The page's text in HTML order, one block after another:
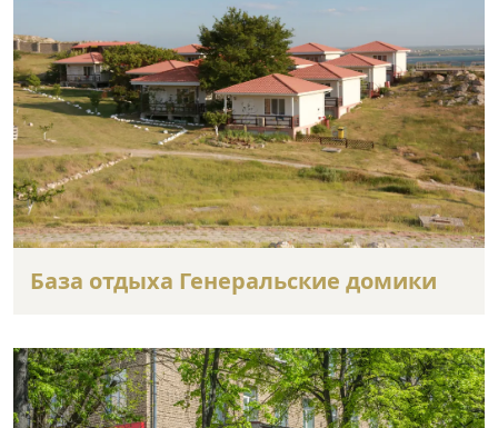
База отдыха Генеральские домики